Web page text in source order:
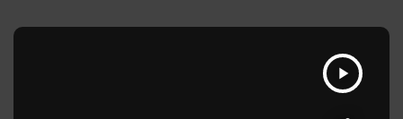
play_arrow